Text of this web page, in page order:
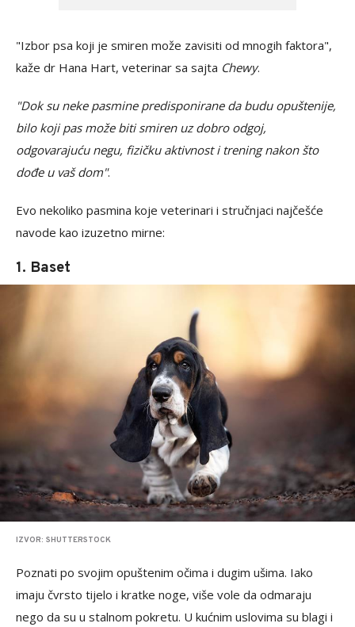
"Izbor psa koji je smiren može zavisiti od mnogih faktora",
kaže dr Hana Hart, veterinar sa sajta Chewy.
"Dok su neke pasmine predisponirane da budu opuštenije,
bilo koji pas može biti smiren uz dobro odgoj,
odgovarajuću negu, fizičku aktivnost i trening nakon što
dođe u vaš dom".
Evo nekoliko pasmina koje veterinari i stručnjaci najčešće
navode kao izuzetno mirne:
1. Baset
IZVOR: SHUTTERSTOCK
Poznati po svojim opuštenim očima i dugim ušima. Iako
imaju čvrsto tijelo i kratke noge, više vole da odmaraju
nego da su u stalnom pokretu. U kućnim uslovima su blagi i